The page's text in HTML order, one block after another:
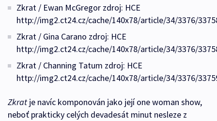
Zkrat / Ewan McGregor zdroj: HCE
http://img2.ct24.cz/cache/140x78/article/34/3376/
Zkrat / Gina Carano zdroj: HCE
http://img2.ct24.cz/cache/140x78/article/34/3376/
Zkrat / Channing Tatum zdroj: HCE
http://img2.ct24.cz/cache/140x78/article/34/3376/
Zkrat je navíc komponován jako její one woman show,
neboť prakticky celých devadesát minut nesleze z